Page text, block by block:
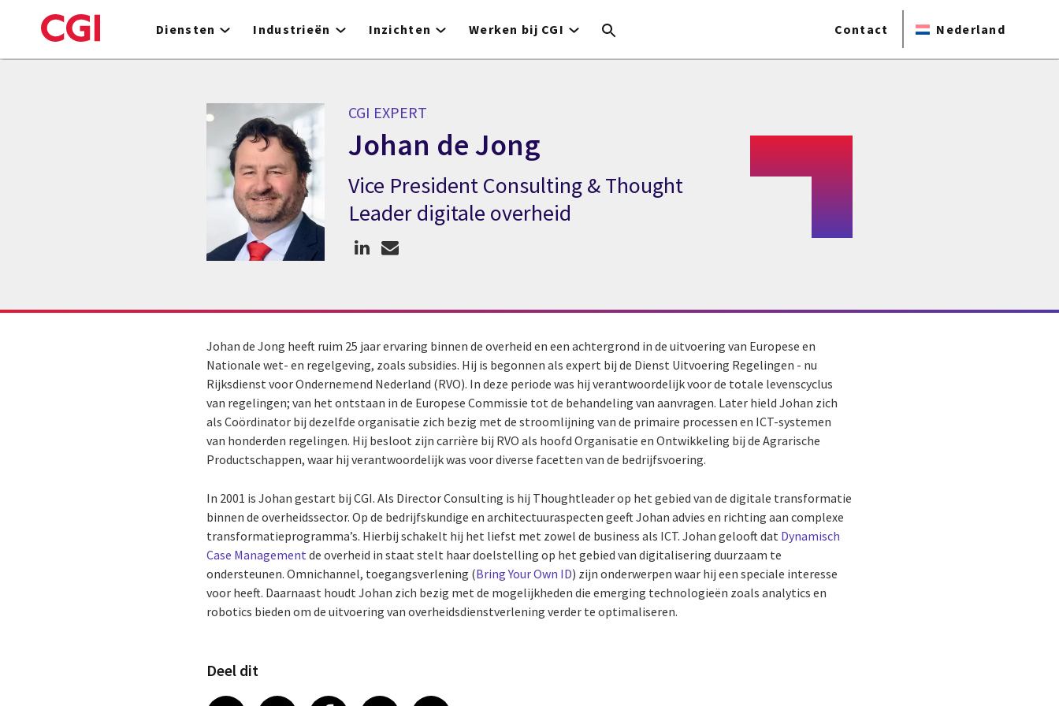
to
Diensten Industrieën Inzichten Werken bij CGI Contact Nederland
CGI EXPERT
Johan de Jong
CGI expert Johan de Jong
Vice President Consulting & Thought
Leader digitale overheid
Johan de Jong heeft ruim 25 jaar ervaring binnen de overheid en een achtergrond in de uitvoering van Europese en
Nationale wet- en regelgeving, zoals subsidies. Hij is begonnen als expert bij de Dienst Uitvoering Regelingen - nu
Rijksdienst voor Ondernemend Nederland (RVO). In deze periode was hij verantwoordelijk voor de totale levenscyclus
van regelingen; van het ontstaan in de Europese Commissie tot de behandeling van aanvragen. Later hield Johan zich
als Coördinator bij dezelfde organisatie zich bezig met de stroomlijning van de primaire processen en ICT-systemen
van honderden regelingen. Hij besloot zijn carrière bij RVO als hoofd Organisatie en Ontwikkeling bij de Agrarische
Productschappen, waar hij verantwoordelijk was voor diverse facetten van de bedrijfsvoering.
In 2001 is Johan gestart bij CGI. Als Director Consulting is hij Thoughtleader op het gebied van de digitale transformatie
binnen de overheidssector. Op de bedrijfskundige en architectuuraspecten geeft Johan advies en richting aan complexe
transformatieprogramma’s. Hierbij schakelt hij het liefst met zowel de business als ICT. Johan gelooft dat Dynamisch
Case Management de overheid in staat stelt haar doelstelling op het gebied van digitalisering duurzaam te
ondersteunen. Omnichannel, toegangsverlening (Bring Your Own ID) zijn onderwerpen waar hij een speciale interesse
voor heeft. Daarnaast houdt Johan zich bezig met de mogelijkheden die emerging technologieën zoals analytics en
robotics bieden om de uitvoering van overheidsdienstverlening verder te optimaliseren.
Deel dit